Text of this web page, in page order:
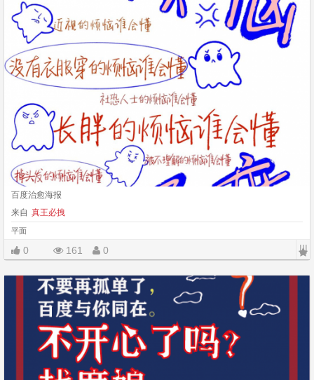
百度治愈海报
来自 真王必拽
平面
0 161 0 |||